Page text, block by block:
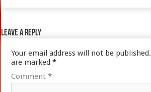
Leave a Reply
Your email address will not be published.
are marked*
Comment*